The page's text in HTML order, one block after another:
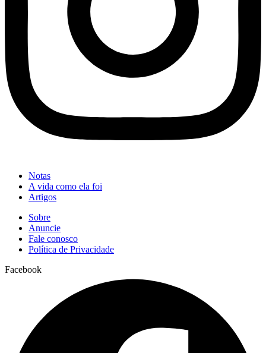
Notas
A vida como ela foi
Artigos
Sobre
Anuncie
Fale conosco
Política de Privacidade
Facebook